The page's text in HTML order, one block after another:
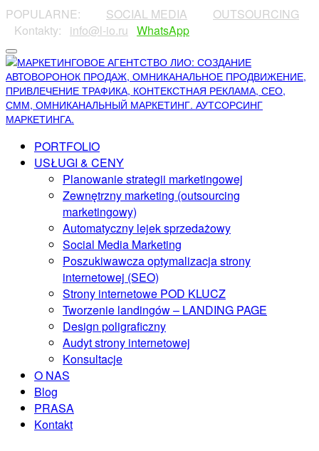
POPULARNE: SOCIAL MEDIA OUTSOURCING
⠀Kontakty:⠀ info@l-io.ru WhatsApp
PORTFOLIO
USŁUGI & CENY
Planowanie strategii marketingowej
Zewnętrzny marketing (outsourcing
marketingowy)
Automatyczny lejek sprzedażowy
Social Media Marketing
Poszukiwawcza optymalizacja strony
internetowej (SEO)
Strony internetowe POD KLUCZ
Tworzenie landingów – LANDING PAGE
Design poligraficzny
Audyt strony internetowej
Konsultacje
O NAS
Blog
PRASA
Kontakt